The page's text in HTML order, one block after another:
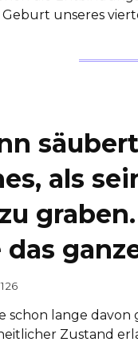
unseres
als
126
schon lange
Zustand